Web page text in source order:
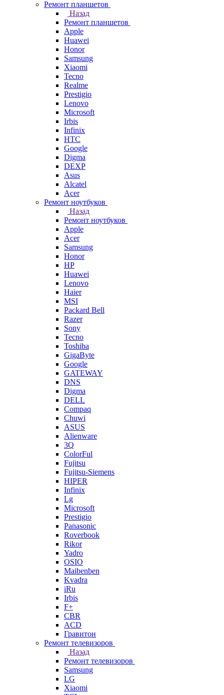
Ремонт планшетов
Назад
Ремонт планшетов
Apple
Huawei
Honor
Samsung
Xiaomi
Tecno
Realme
Prestigio
Lenovo
Microsoft
Irbis
Infinix
HTC
Google
Digma
DEXP
Asus
Alcatel
Acer
Ремонт ноутбуков
Назад
Ремонт ноутбуков
Apple
Acer
Samsung
Honor
HP
Huawei
Lenovo
Haier
MSI
Packard Bell
Razer
Sony
Tecno
Toshiba
GigaByte
Google
GATEWAY
DNS
Digma
DELL
Compaq
Chuwi
ASUS
Alienware
3Q
ColorFul
Fujitsu
Fujitsu-Siemens
HIPER
Infinix
Lg
Microsoft
Prestigio
Panasonic
Roverbook
Rikor
Yadro
OSIO
Maibenben
Kvadra
iRu
Irbis
F+
CBR
ACD
Гравитон
Ремонт телевизоров
Назад
Ремонт телевизоров
Samsung
LG
Xiaomi